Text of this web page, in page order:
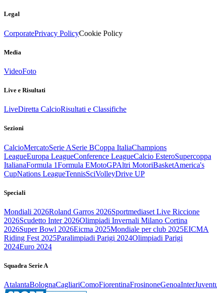
Legal
CorporatePrivacy PolicyCookie Policy
Media
VideoFoto
Live e Risultati
LiveDiretta CalcioRisultati e Classifiche
Sezioni
CalcioMercatoSerie ASerie BCoppa ItaliaChampions
LeagueEuropa LeagueConference LeagueCalcio EsteroSupercoppa
ItalianaFormula 1Formula EMotoGPAltri MotoriBasketAmerica's
CupNations LeagueTennisSciVolleyDrive UP
Speciali
Mondiali 2026Roland Garros 2026Sportmediaset Live Riccione
2026Scudetto Inter 2026Olimpiadi Invernali Milano Cortina
2026Super Bowl 2026Eicma 2025Mondiale per club 2025EICMA
Riding Fest 2025Paralimpiadi Parigi 2024Olimpiadi Parigi
2024Euro 2024
Squadra Serie A
AtalantaBolognaCagliariComoFiorentinaFrosinoneGenoaInter